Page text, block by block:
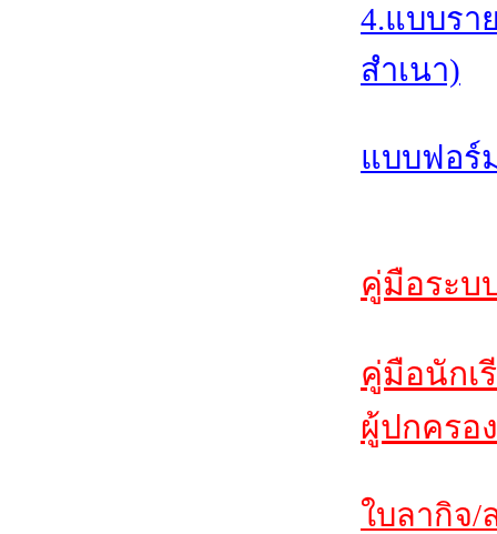
4.แบบรา
สำเนา)
แบบฟอร์
คู่มือระบ
คู่มือนักเ
ผู้ปกครอ
ใบลากิจ/